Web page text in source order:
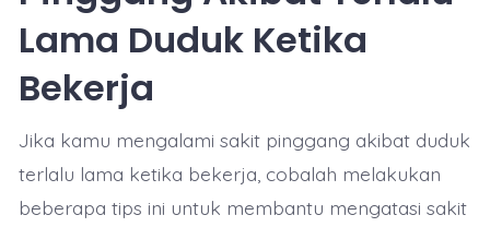
Lama Duduk Ketika
Bekerja
Jika kamu mengalami sakit pinggang akibat duduk
terlalu lama ketika bekerja, cobalah melakukan
beberapa tips ini untuk membantu mengatasi sakit